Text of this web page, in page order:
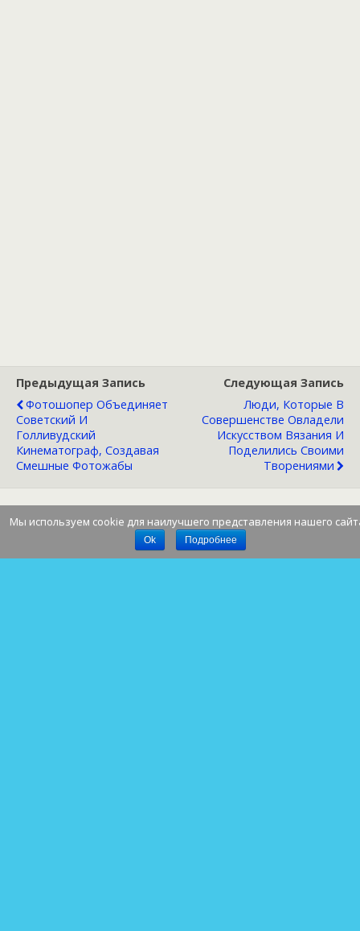
Предыдущая Запись
Фотошопер Объединяет
Советский И
Голливудский
Кинематограф, Создавая
Смешные Фотожабы
Следующая Запись
Люди, Которые В
Совершенстве Овладели
Искусством Вязания И
Поделились Своими
Творениями
Мы используем cookie для наилучшего представления нашего
Ok Подробнее
Наверх